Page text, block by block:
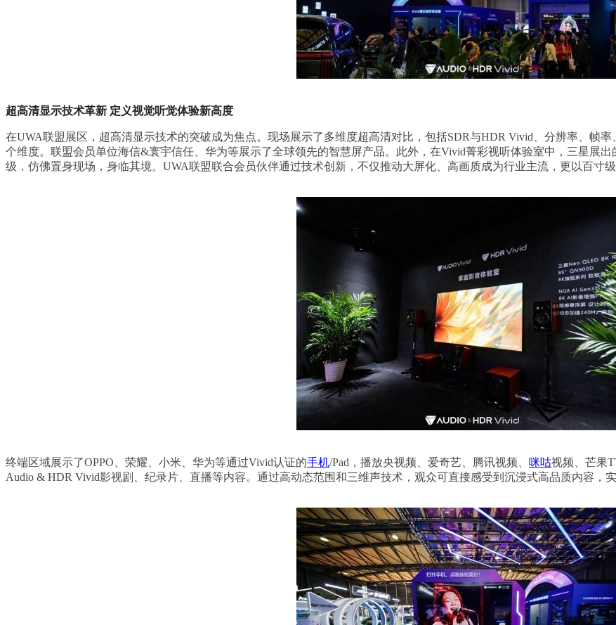
超高清显示技术革新 定义视觉听觉体验新高度
在UWA联盟展区，超高清显示技术的突破成为焦点。现场展示了多维度超高清对比，包括SDR与HDR Vivid、分辨率、帧
个维度。联盟会员单位海信&寰宇信任、华为等展示了全球领先的智慧屏产品。此外，在Vivid菁彩视听体验室中，三星展出
级，仿佛置身现场，身临其境。UWA联盟联合会员伙伴通过技术创新，不仅推动大屏化、高画质成为行业主流，更以百寸
终端区域展示了OPPO、荣耀、小米、华为等通过Vivid认证的手机/Pad，播放央视频、爱奇艺、腾讯视频、 咪咕视频、芒果
Audio & HDR Vivid影视剧、纪录片、直播等内容。通过高动态范围和三维声技术，观众可直接感受到沉浸式高品质内容，